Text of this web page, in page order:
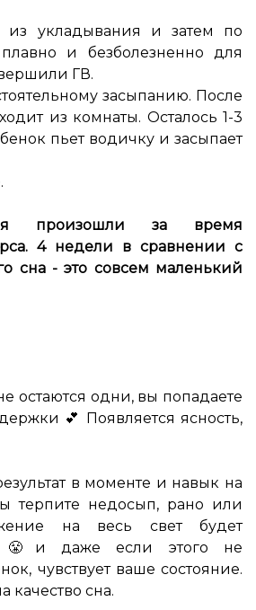
из укладывания и затем по
и безболезненно для
ГВ.
засыпанию. После
из комнаты. Осталось 1-3
пьет водичку и засыпает
произошли за время
4 недели в сравнении с
сна - это совсем маленький
остаются одни, вы попадаете
💕 Появляется ясность,
в моменте и навык на
терпите недосып, рано или
на весь свет будет
😤и даже если этого не
чувствует ваше состояние.
качество сна.